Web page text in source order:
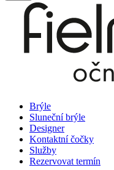
Brýle
Sluneční brýle
Designer
Kontaktní čočky
Služby
Rezervovat termín